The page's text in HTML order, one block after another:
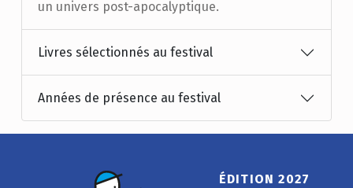
un univers post-apocalyptique.
Livres sélectionnés au festival
Années de présence au festival
ÉDITION 2027